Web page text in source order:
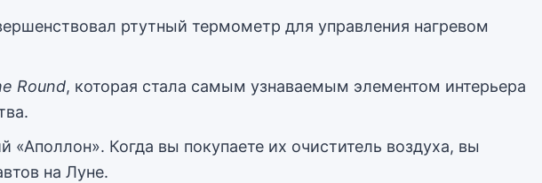
ртутный термометр для управления нагревом
Round, которая стала самым узнаваемым элементом интерьера
Когда вы покупаете их очиститель воздуха, вы
на Луне.